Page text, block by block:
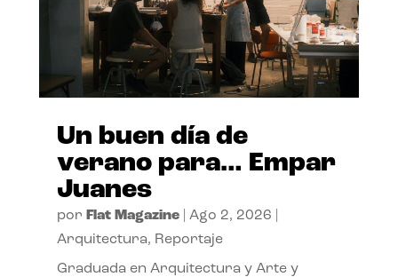
Un buen día de
verano para… Empar
Juanes
por Flat Magazine| Ago 2, 2026
Arquitectura, Reportaje
Graduada en Arquitectura y Arte y